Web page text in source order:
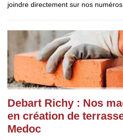
joindre directement sur nos numéros.
Debart Richy : Nos
en création de
Medoc